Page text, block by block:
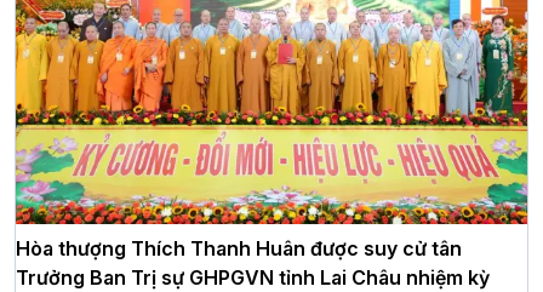
Hòa thượng Thích Thanh Huân được suy cử tân
Trưởng Ban Trị sự GHPGVN tỉnh Lai Châu nhiệm kỳ